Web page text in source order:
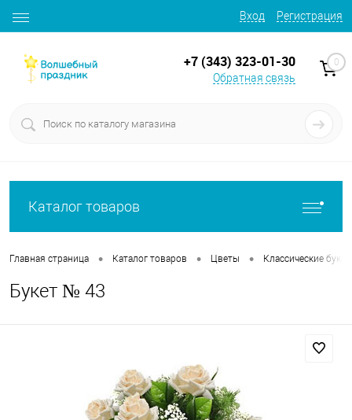
Вход Регистрация
+7 (343) 323-01-30
Обратная связь
0
Каталог товаров
Главная страница • Каталог товаров • Цветы • Классические
Букет № 43